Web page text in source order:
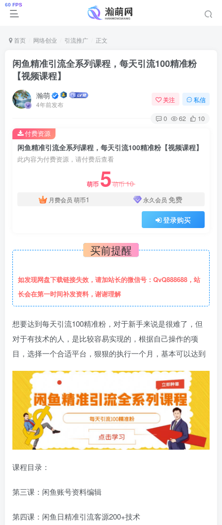
首页 网络创业 引流推广 正文
闲鱼精准引流全系列课程，每天引流100精准粉
【视频课程】
瀚萌
4年前发布
关注 私信
0 62 10
闲鱼精准引流全系列课程，每天引流100精准粉【视频课程】
此内容为付费资源，请付费后查看
萌币 5萌币10
月费会员 萌币1 永久会员 免费
登录购买
付费资源
买前提醒
如发现网盘下载链接失效，请加站长的微信号：QvQ888688，站
长会在第一时间补发资料，谢谢理解
想要达到每天引流100精准粉，对于新手来说是很难了，但
对于有技术的人，是比较容易实现的，根据自己操作的项
目，选择一个合适平台，狠狠的执行一个月，基本可以达到
课程目录：
第三课：闲鱼账号资料编辑
第四课：闲鱼日精准引流客源200+技术